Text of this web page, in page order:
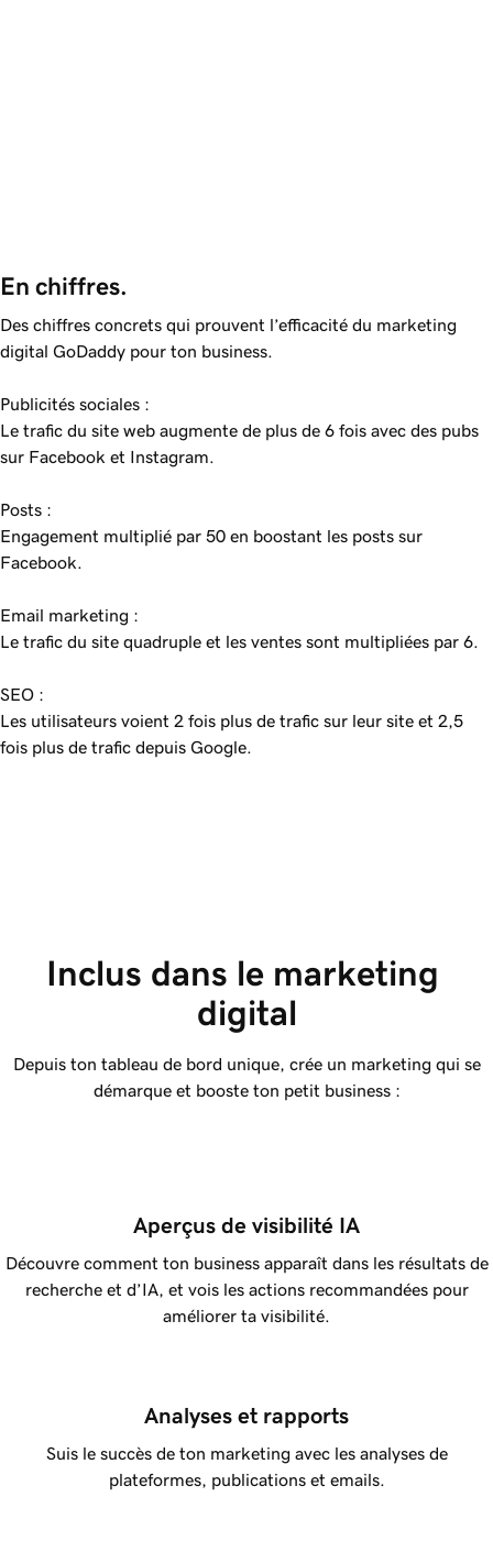
En chiffres.
Des chiffres concrets qui prouvent l’efficacité du marketing
digital GoDaddy pour ton business.
Publicités sociales :
Le trafic du site web augmente de plus de 6 fois avec des pubs
sur Facebook et Instagram.
Posts :
Engagement multiplié par 50 en boostant les posts sur
Facebook.
Email marketing :
Le trafic du site quadruple et les ventes sont multipliées par 6.
SEO :
Les utilisateurs voient 2 fois plus de trafic sur leur site et 2,5
fois plus de trafic depuis Google.
Inclus dans le marketing
digital
Depuis ton tableau de bord unique, crée un marketing qui se
démarque et booste ton petit business :
Aperçus de visibilité IA
Découvre comment ton business apparaît dans les résultats de
recherche et d’IA, et vois les actions recommandées pour
améliorer ta visibilité.
Analyses et rapports
Suis le succès de ton marketing avec les analyses de
plateformes, publications et emails.